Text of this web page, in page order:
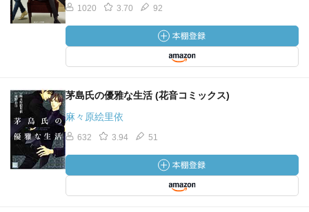
1020 3.70 92
茅島氏の優雅な生活 (花音コミックス)
麻々原絵里依
632 3.94 51